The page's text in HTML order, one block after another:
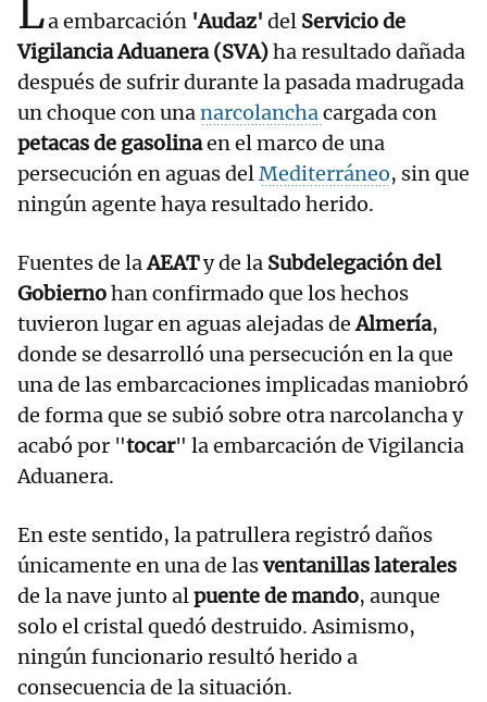
La embarcación 'Audaz' del Servicio de
Vigilancia Aduanera (SVA)ha resultado dañada
después de sufrir durante la pasada madrugada
un choque con unanarcolanchacargada con
petacas de gasolinaen el marco de una
persecución en aguas delMediterráneo, sin que
ningún agente haya resultado herido.
Fuentes de laAEATy de la Subdelegación del
Gobiernohan confirmado que los hechos
tuvieron lugar en aguas alejadas deAlmería,
donde se desarrolló una persecución en la que
una de las embarcaciones implicadas maniobró
de forma que se subió sobre otra narcolancha y
acabó por "tocar" la embarcación de Vigilancia
Aduanera.
En este sentido, la patrullera registró daños
únicamente en una de lasventanillas laterales
de la nave junto alpuente de mando, aunque
solo el cristal quedó destruido. Asimismo,
ningún funcionario resultó herido a
consecuencia de la situación.